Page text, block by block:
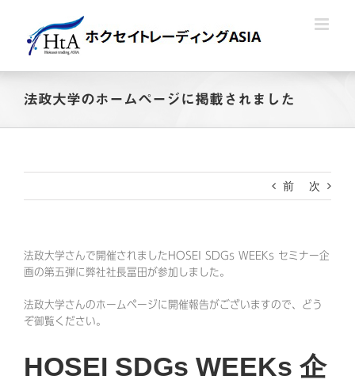
content
法政大学のホームページに掲載されました
前 次
法政大学さんで開催されましたHOSEI SDGs WEEKs セミナー企
画の第五弾に弊社社長冨田が参加しました。
法政大学さんのホームページに開催報告がございますので、どう
ぞ御覧ください。
HOSEI SDGs WEEKs 企